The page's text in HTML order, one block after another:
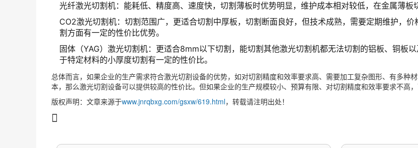
光纤激光切割机：能耗低、精度高、速度快，切割薄板时优势明显，维护成本相对较低，在金属薄板
CO2激光切割机：切割范围广，更适合切割中厚板，切割断面良好，但技术成熟，需要定期维护，
割方面有一定的性价比优势。
固体（YAG）激光切割机：更适合8mm以下切割，能切割其他激光切割机都无法切割的铝板、铜板
于特定材料的小厚度切割有一定的性价比。
总体而言，如果企业的生产需求符合激光切割设备的优势，如对切割精度和效率要求高、需要加工复杂图形、有多种
本，那么激光切割设备可以提供较高的性价比。但如果企业的生产规模较小、预算有限、对切割精度和效率要求不高
版权声明：文章来源于www.jnrqbxg.com/gsxw/619.html，转载请注明出处！